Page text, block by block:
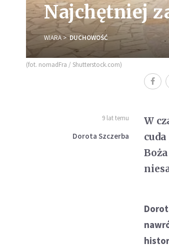
Najchętniej
WIARA DUCHOWOŚĆ
(fot. nomadFra / Shutterstock.com)
9 lat temu
Dorota Szczerba
W